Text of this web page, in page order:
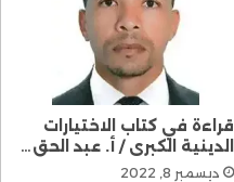
قراءة في كتاب الاختيارات
الدينية الكبرى / أ. عبد الحق…
ديسمبر 8, 2022